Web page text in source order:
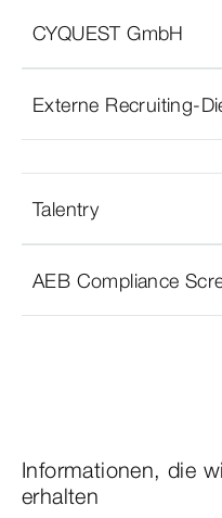
CYQUEST GmbH
Externe Recruiting-
Talentry
AEB Compliance
Informationen, die
erhalten